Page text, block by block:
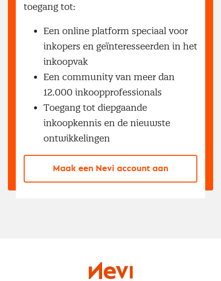
toegang tot:
Een online platform speciaal voor
inkopers en geïnteresseerden in het
inkoopvak
Een community van meer dan
12.000 inkoopprofessionals
Toegang tot diepgaande
inkoopkennis en de nieuwste
ontwikkelingen
Maak een Nevi account aan